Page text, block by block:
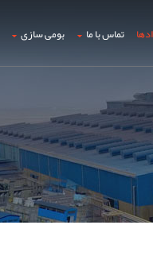
تماس با ما بومی سازی